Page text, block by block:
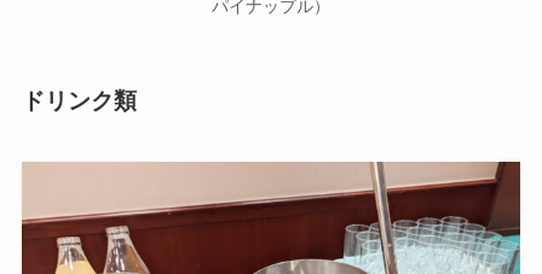
パイナップル）
ドリンク類